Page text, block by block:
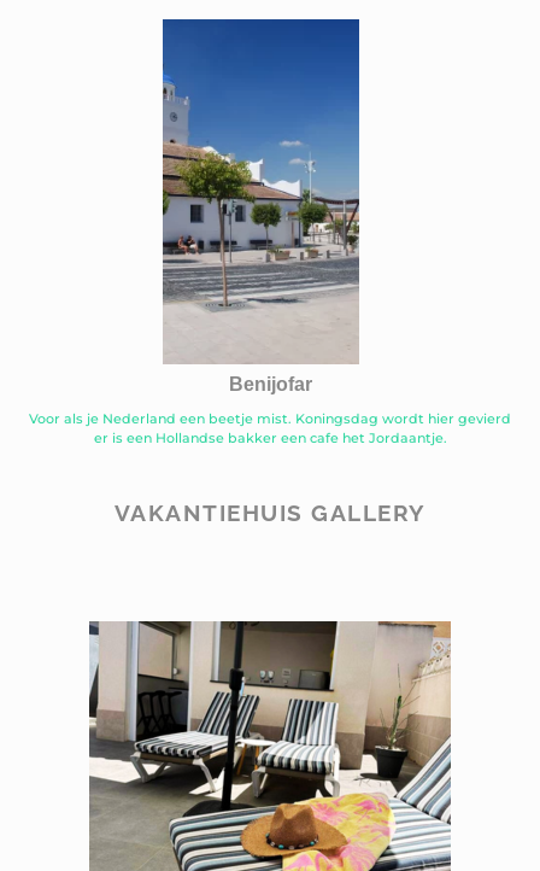
Benijofar
Voor als je Nederland een beetje mist. Koningsdag wordt hier gevierd
er is een Hollandse bakker een cafe het Jordaantje.
VAKANTIEHUIS GALLERY